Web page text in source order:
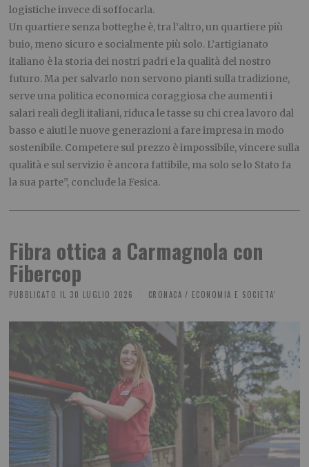
logistiche invece di soffocarla.
Un quartiere senza botteghe è, tra l’altro, un quartiere più
buio, meno sicuro e socialmente più solo. L’artigianato
italiano è la storia dei nostri padri e la qualità del nostro
futuro. Ma per salvarlo non servono pianti sulla tradizione,
serve una politica economica coraggiosa che aumenti i
salari reali degli italiani, riduca le tasse su chi crea lavoro dal
basso e aiuti le nuove generazioni a fare impresa in modo
sostenibile. Competere sul prezzo è impossibile, vincere sulla
qualità e sul servizio è ancora fattibile, ma solo se lo Stato fa
la sua parte”, conclude la Fesica.
Fibra ottica a Carmagnola con
Fibercop
PUBBLICATO IL 30 LUGLIO 2026 CRONACA / ECONOMIA E SOCIETA'